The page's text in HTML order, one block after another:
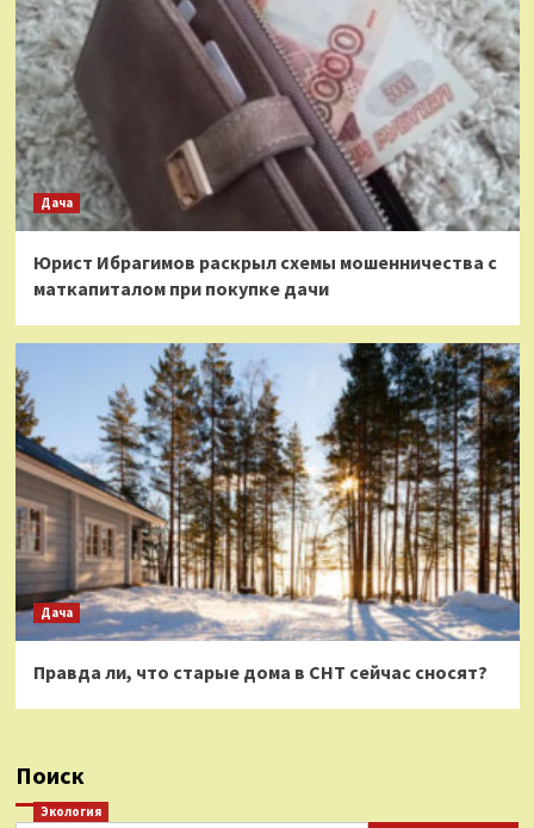
Дача
Юрист Ибрагимов раскрыл схемы мошенничества с
маткапиталом при покупке дачи
Дача
Правда ли, что старые дома в СНТ сейчас сносят?
Поиск
Экология